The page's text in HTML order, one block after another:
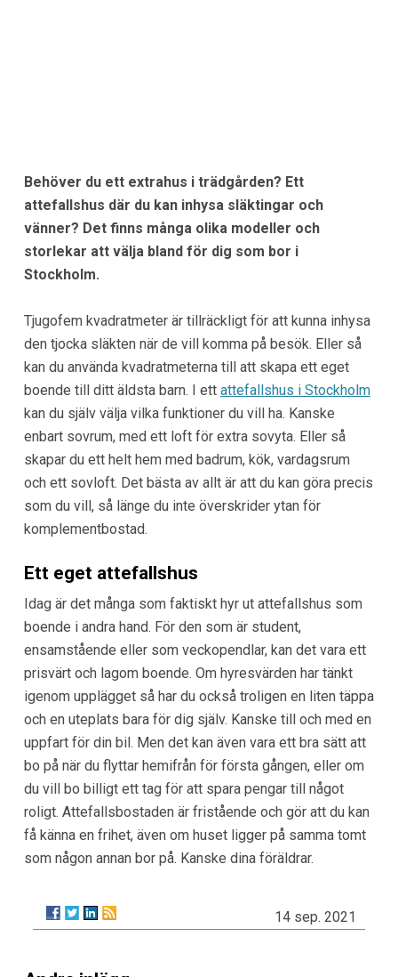
Behöver du ett extrahus i trädgården? Ett
attefallshus där du kan inhysa släktingar och
vänner? Det finns många olika modeller och
storlekar att välja bland för dig som bor i
Stockholm.
Tjugofem kvadratmeter är tillräckligt för att kunna inhysa
den tjocka släkten när de vill komma på besök. Eller så
kan du använda kvadratmeterna till att skapa ett eget
boende till ditt äldsta barn. I ett attefallshus i Stockholm
kan du själv välja vilka funktioner du vill ha. Kanske
enbart sovrum, med ett loft för extra sovyta. Eller så
skapar du ett helt hem med badrum, kök, vardagsrum
och ett sovloft. Det bästa av allt är att du kan göra precis
som du vill, så länge du inte överskrider ytan för
komplementbostad.
Ett eget attefallshus
Idag är det många som faktiskt hyr ut attefallshus som
boende i andra hand. För den som är student,
ensamstående eller som veckopendlar, kan det vara ett
prisvärt och lagom boende. Om hyresvärden har tänkt
igenom upplägget så har du också troligen en liten täppa
och en uteplats bara för dig själv. Kanske till och med en
uppfart för din bil. Men det kan även vara ett bra sätt att
bo på när du flyttar hemifrån för första gången, eller om
du vill bo billigt ett tag för att spara pengar till något
roligt. Attefallsbostaden är fristående och gör att du kan
få känna en frihet, även om huset ligger på samma tomt
som någon annan bor på. Kanske dina föräldrar.
14 sep. 2021